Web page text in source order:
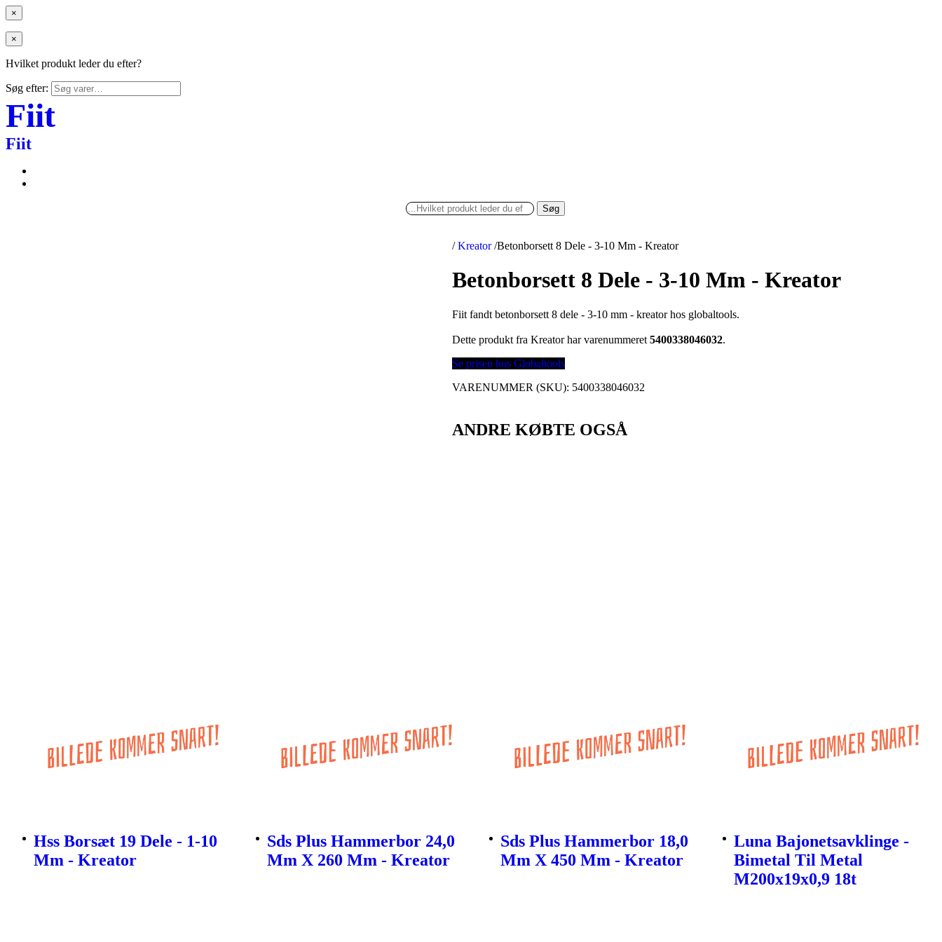
×
×
Hvilket produkt leder du efter?
Søg efter:
Fiit
Fiit
Søg
/ Kreator /Betonborsett 8 Dele - 3-10 Mm - Kreator
Betonborsett 8 Dele - 3-10 Mm - Kreator
Fiit fandt betonborsett 8 dele - 3-10 mm - kreator hos globaltools.
Dette produkt fra Kreator har varenummeret5400338046032.
Se prisen hos Globaltools
VARENUMMER (SKU): 5400338046032
ANDRE KØBTE OGSÅ
Hss Borsæt 19 Dele - 1-10
Mm - Kreator
Sds Plus Hammerbor 24,0
Mm X 260 Mm - Kreator
Sds Plus Hammerbor 18,0
Mm X 450 Mm - Kreator
Luna Bajonetsavklinge -
Bimetal Til Metal
M200x19x0,9 18t